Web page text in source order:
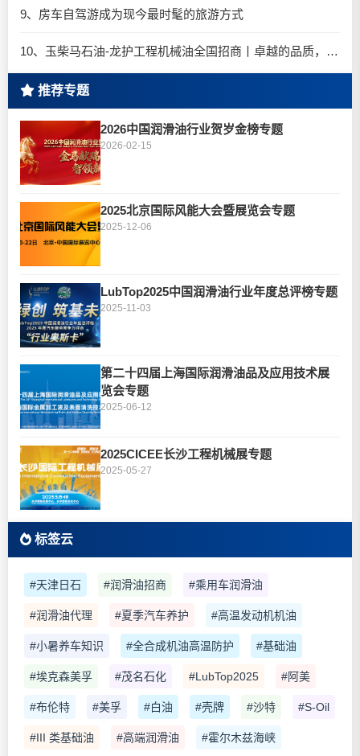
9、房车自驾游成为现今最时髦的旅游方式
10、玉柴马石油-龙护工程机械油全国招商丨卓越的品质，专业的品牌！
推荐专题
2026中国润滑油行业贺岁金榜专题
2026-02-15
2025北京国际风能大会暨展览会专题
2025-12-06
LubTop2025中国润滑油行业年度总评榜专题
2025-11-03
第二十四届上海国际润滑油品及应用技术展
览会专题
2025-06-12
2025CICEE长沙工程机械展专题
2025-05-27
标签云
#天津日石 #润滑油招商 #乘用车润滑油
#润滑油代理 #夏季汽车养护 #高温发动机机油
#小暑养车知识 #全合成机油高温防护 #基础油
#埃克森美孚 #茂名石化 #LubTop2025 #阿美
#布伦特 #美孚 #白油 #壳牌 #沙特 #S-Oil
#III 类基础油 #高端润滑油 #霍尔木兹海峡